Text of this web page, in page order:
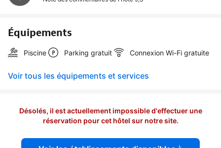
Équipements
Piscine Parking gratuit Connexion Wi-Fi gratuite
Voir tous les équipements et services
Désolés, il est actuellement impossible d'effectuer une
réservation pour cet hôtel sur notre site.